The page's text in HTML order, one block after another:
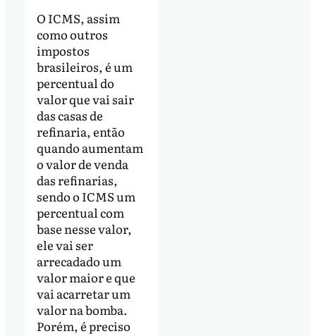
O ICMS, assim
como outros
impostos
brasileiros, é um
percentual do
valor que vai sair
das casas de
refinaria, então
quando aumentam
o valor de venda
das refinarias,
sendo o ICMS um
percentual com
base nesse valor,
ele vai ser
arrecadado um
valor maior e que
vai acarretar um
valor na bomba.
Porém, é preciso